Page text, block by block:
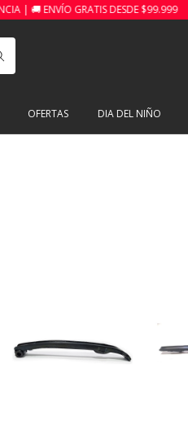
GRATIS DESDE $99.999
OFERTAS DIA DEL NIÑO